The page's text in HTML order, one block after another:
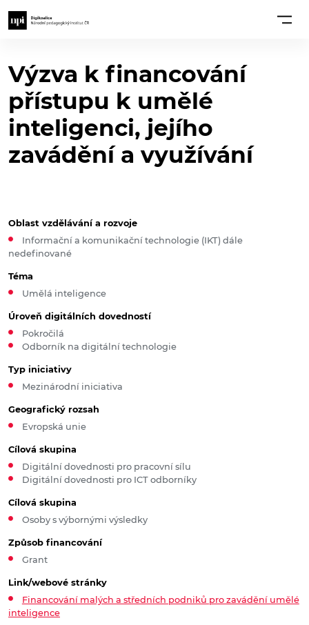
Výzva k financování
přístupu k umělé
inteligenci, jejího
zavádění a využívání
Oblast vzdělávání a rozvoje
Informační a komunikační technologie (IKT) dále
nedefinované
Téma
Umělá inteligence
Úroveň digitálních dovedností
Pokročilá
Odborník na digitální technologie
Typ iniciativy
Mezinárodní iniciativa
Geografický rozsah
Evropská unie
Cílová skupina
Digitální dovednosti pro pracovní sílu
Digitální dovednosti pro ICT odborníky
Cílová skupina
Osoby s výbornými výsledky
Způsob financování
Grant
Link/webové stránky
Financování malých a středních podniků pro zavádění umělé
inteligence